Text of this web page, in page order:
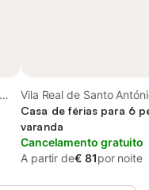
Vila Real de Santo
de Faro
Casa de férias para 6
varanda
Cancelamento gratuito
A partir de€ 81por noite